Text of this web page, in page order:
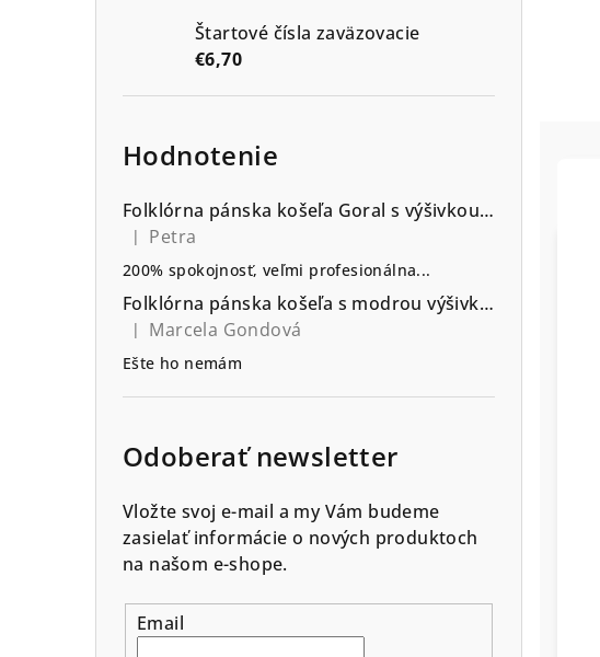
Štartové čísla zaväzovacie
€6,70
Hodnotenie
Folklórna pánska košeľa Goral s výšivkou golier a manžety
Hodnotenie produktu je 5 z 5 hviezdičiek.
| Petra
200% spokojnosť, veľmi profesionálna...
Folklórna pánska košeľa s modrou výšivkou vzor Srdiečko - výber farieb košele
Hodnotenie produktu je 5 z 5 hviezdičiek.
| Marcela Gondová
Ešte ho nemám
Odoberať newsletter
Vložte svoj e-mail a my Vám budeme
zasielať informácie o nových produktoch
na našom e-shope.
Email